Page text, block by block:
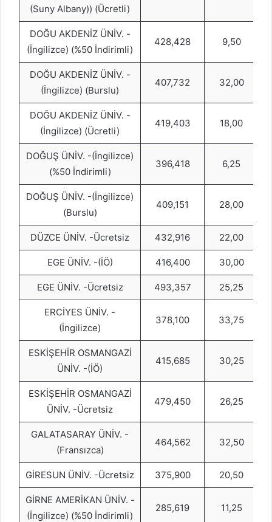
(Suny Albany)) (Ücretli)
DOĞU AKDENİZ ÜNİV. -
(İngilizce) (%50 İndirimli)
428,428 9,50
DOĞU AKDENİZ ÜNİV. -
(İngilizce) (Burslu)
407,732 32,00
DOĞU AKDENİZ ÜNİV. -
(İngilizce) (Ücretli)
419,403 18,00
DOĞUŞ ÜNİV. -(İngilizce)
(%50 İndirimli)
396,418 6,25
DOĞUŞ ÜNİV. -(İngilizce)
(Burslu)
409,151 28,00
DÜZCE ÜNİV. -Ücretsiz 432,916 22,00
EGE ÜNİV. -(İÖ) 416,400 30,00
EGE ÜNİV. -Ücretsiz 493,357 25,25
ERCİYES ÜNİV. -
(İngilizce)
378,100 33,75
ESKİŞEHİR OSMANGAZİ
ÜNİV. -(İÖ)
415,685 30,25
ESKİŞEHİR OSMANGAZİ
ÜNİV. -Ücretsiz
479,450 26,25
GALATASARAY ÜNİV. -
(Fransızca)
464,562 32,50
GİRESUN ÜNİV. -Ücretsiz 375,900 20,50
GİRNE AMERİKAN ÜNİV. -
(İngilizce) (%50 İndirimli)
285,619 11,25